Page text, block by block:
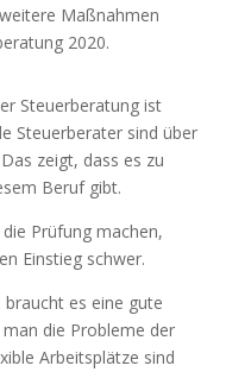
Maßnahmen
2020.
Steuerberatung ist
Steuerberater sind über
zeigt, dass es zu
Beruf gibt.
Prüfung machen,
Einstieg schwer.
es eine gute
die Probleme der
Arbeitsplätze sind